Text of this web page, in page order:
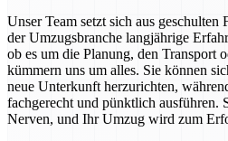
Unser Team setzt sich aus geschulten
der Umzugsbranche langjährige
ob es um die Planung, den Transport
kümmern uns um alles. Sie können
neue Unterkunft herzurichten,
fachgerecht und pünktlich ausführen.
Nerven, und Ihr Umzug wird zum